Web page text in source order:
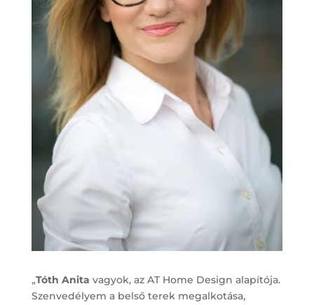
„Tóth Anita vagyok, az AT Home Design alapítója.
Szenvedélyem a belső terek megalkotása,